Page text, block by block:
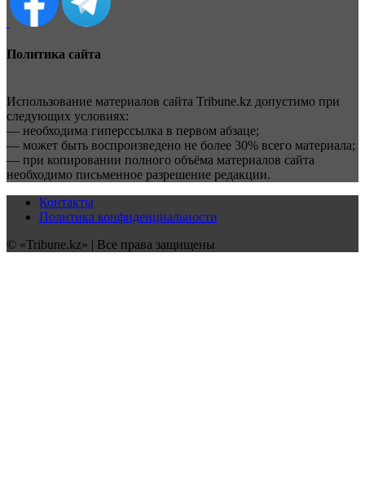
Политика сайта
Использование материалов сайта Tribune.kz допустимо при
следующих условиях:
— необходима гиперссылка в первом абзаце;
— может быть воспроизведено не более 30% всего материала;
— при копировании полного объёма материалов сайта
необходимо письменное разрешение редакции.
Контакты
Политика конфиденциальности
© «Tribune.kz» | Все права защищены